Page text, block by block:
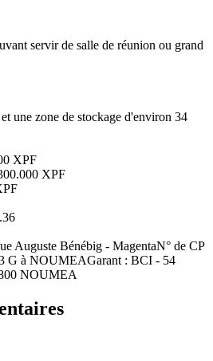
servir de salle de réunion ou grand
une zone de stockage d'environ 34
XPF
XPF
Auguste Bénébig - MagentaN° de CP
G à NOUMEAGarant : BCI - 54
NOUMEA